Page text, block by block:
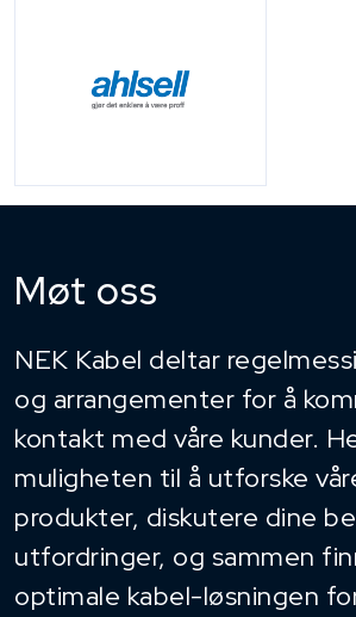
Møt oss
NEK Kabel deltar
og arrangementer for å
kontakt med våre kunder.
muligheten til å utforske
produkter, diskutere dine
utfordringer, og sammen
optimale kabel-løsningen